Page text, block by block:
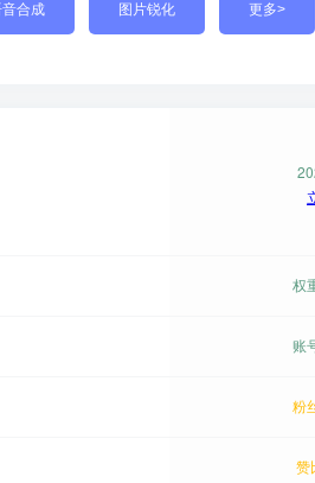
合成 图片锐化 更多>
权
账
粉
赞